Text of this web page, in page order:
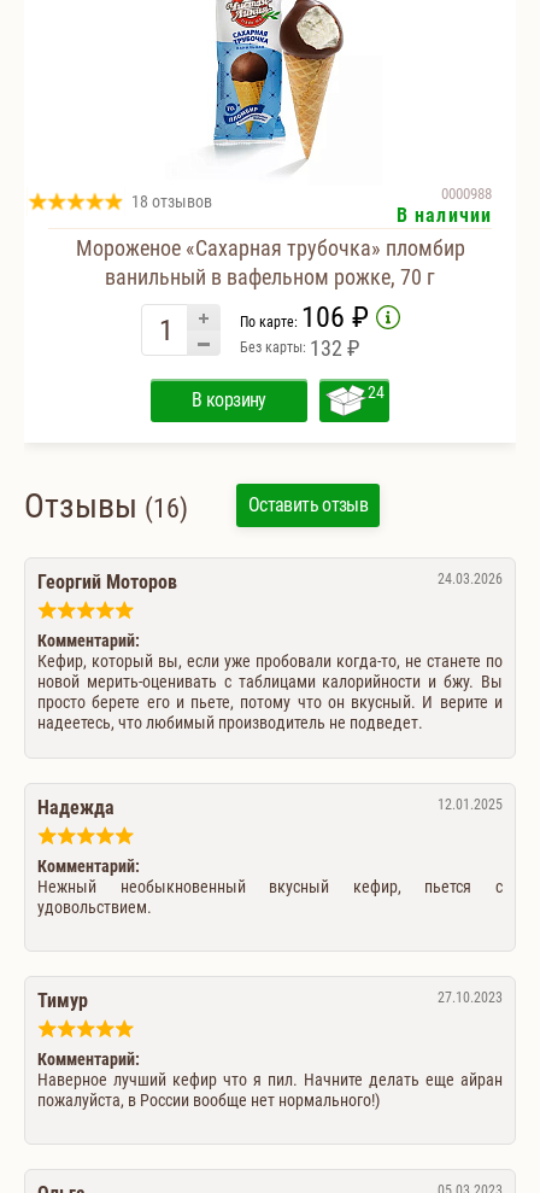
18 отзывов 0000988
В наличии
Мороженое «Сахарная трубочка» пломбир
ванильный в вафельном рожке, 70 г
По карте: 106 ₽
Без карты: 132 ₽
В корзину 24
Отзывы (16) Оставить отзыв
24.03.2026
Георгий Моторов
Комментарий:
Кефир, который вы, если уже пробовали когда-то, не станете по
новой мерить-оценивать с таблицами калорийности и бжу. Вы
просто берете его и пьете, потому что он вкусный. И верите и
надеетесь, что любимый производитель не подведет.
12.01.2025
Надежда
Комментарий:
Нежный необыкновенный вкусный кефир, пьется с
удовольствием.
27.10.2023
Тимур
Комментарий:
Наверное лучший кефир что я пил. Начните делать еще айран
пожалуйста, в России вообще нет нормального!)